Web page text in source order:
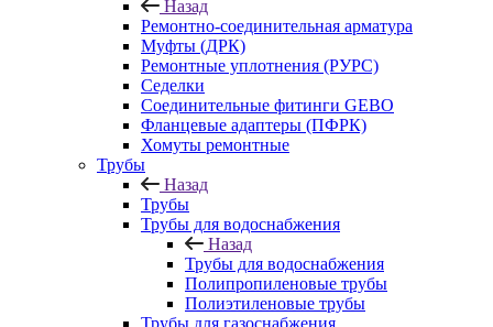
Назад
Ремонтно-соединительная арматура
Муфты (ДРК)
Ремонтные уплотнения (РУРС)
Седелки
Соединительные фитинги GEBO
Фланцевые адаптеры (ПФРК)
Хомуты ремонтные
Трубы
Назад
Трубы
Трубы для водоснабжения
Назад
Трубы для водоснабжения
Полипропиленовые трубы
Полиэтиленовые трубы
Трубы для газоснабжения